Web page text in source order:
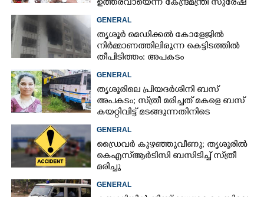
ഉത്തരവായെന്ന് കേന്ദ്രമന്ത്രി സുരേഷ്
GENERAL
തൃശൂർ മെഡിക്കൽ കോളേജിൽ
നിർമ്മാണത്തിലിരുന്ന കെട്ടിടത്തിൽ
തീപിടിത്തം: അപകടം
GENERAL
തൃശൂരിലെ പ്രിയദർശിനി ബസ്
അപകടം; സ്‌ത്രീ മരിച്ചത് മകളെ ബസ്
കയറ്റിവിട്ട് മടങ്ങുന്നതിനിടെ
GENERAL
ഡ്രൈവർ കുഴഞ്ഞുവീണു; തൃശൂരിൽ
കെഎസ്‌ആർടിസി ബസിടിച്ച് സ്‌ത്രീ
മരിച്ചു
GENERAL